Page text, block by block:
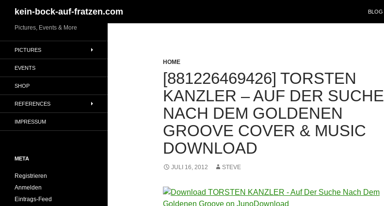
Inhalt
springen
kein-bock-auf-fratzen.com BLOG
HOME
[881226469426] TORSTEN
KANZLER – AUF DER SUCHE
NACH DEM GOLDENEN
GROOVE COVER & MUSIC
DOWNLOAD
JULI 16, 2012 STEVE
Pictures, Events & More
PICTURES
EVENTS
SHOP
REFERENCES
IMPRESSUM
META
Registrieren
Anmelden
Eintrags-Feed